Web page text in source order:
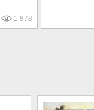
1 878